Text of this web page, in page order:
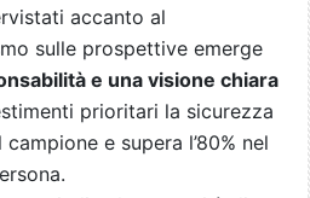
accanto al
sulle prospettive emerge
e una visione chiara
prioritari la sicurezza
e supera l’80% nel